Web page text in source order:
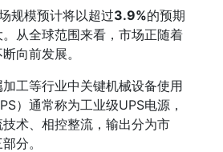
规模预计将以超过3.9%的预期
从全球范围来看，市场正随着
向前发展。
工等行业中关键机械设备使用
）通常称为工业级UPS电源，
术、相控整流，输出分为市
分。